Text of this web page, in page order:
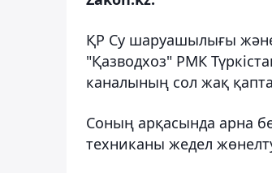
ҚР Су шаруашылығы және
"Қазводхоз" РМК
каналының сол жақ
Соның арқасында арна
техниканы жедел